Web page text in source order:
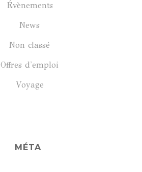
Évènements
News
Non classé
Offres d'emploi
Voyage
MÉTA